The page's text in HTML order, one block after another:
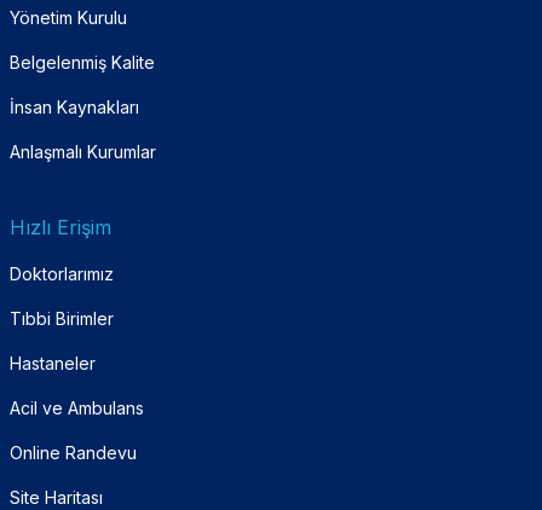
Yönetim Kurulu
Belgelenmiş Kalite
İnsan Kaynakları
Anlaşmalı Kurumlar
Hızlı Erişim
Doktorlarımız
Tıbbi Birimler
Hastaneler
Acil ve Ambulans
Online Randevu
Site Haritası